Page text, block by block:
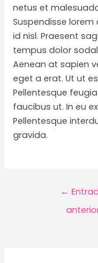
netus et
Suspendisse
id nisl. Praesent
tempus dolor
Aenean at sapien
eget a erat. Ut ut
Pellentesque
faucibus ut. In eu
Pellentesque
gravida.
Navegación
entradas
←